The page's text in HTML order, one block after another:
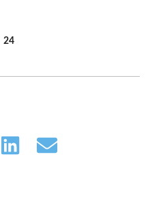
24
Share
Share